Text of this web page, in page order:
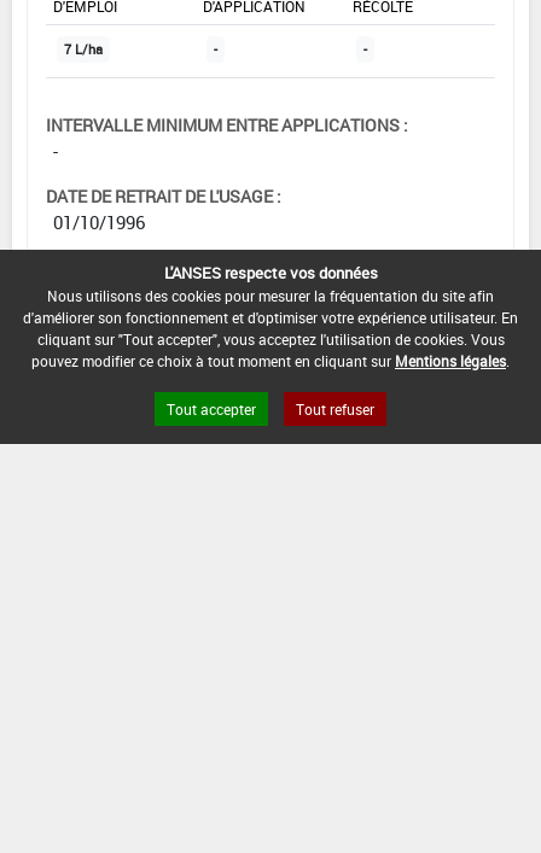
D'EMPLOI
D'APPLICATION
RÉCOLTE
7 L/ha - -
INTERVALLE MINIMUM ENTRE APPLICATIONS :
-
DATE DE RETRAIT DE L'USAGE :
01/10/1996
DATE DE FIN DE DISTRIBUTION :
-
DATE DE FIN D'UTILISATION :
-
L'ANSES respecte vos données
Nous utilisons des cookies pour mesurer la fréquentation du site afin
d'améliorer son fonctionnement et d'optimiser votre expérience utilisateur. En
cliquant sur "Tout accepter", vous acceptez l'utilisation de cookies. Vous
pouvez modifier ce choix à tout moment en cliquant sur Mentions légales
Tout accepter Tout refuser